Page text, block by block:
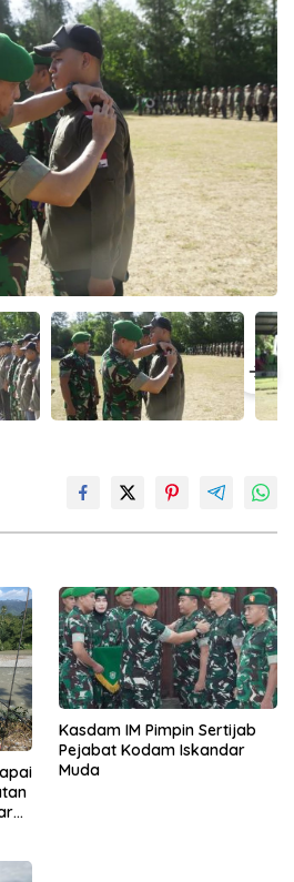
Kasdam IM Pimpin Sertijab
Pejabat Kodam Iskandar
Muda